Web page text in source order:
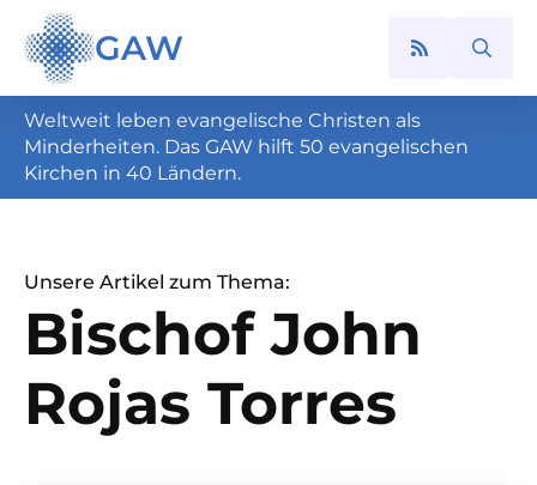
GAW
Search
Weltweit leben evangelische Christen als
Minderheiten. Das GAW hilft 50 evangelischen
Kirchen in 40 Ländern.
Unsere Artikel zum Thema:
Bischof John
Rojas Torres